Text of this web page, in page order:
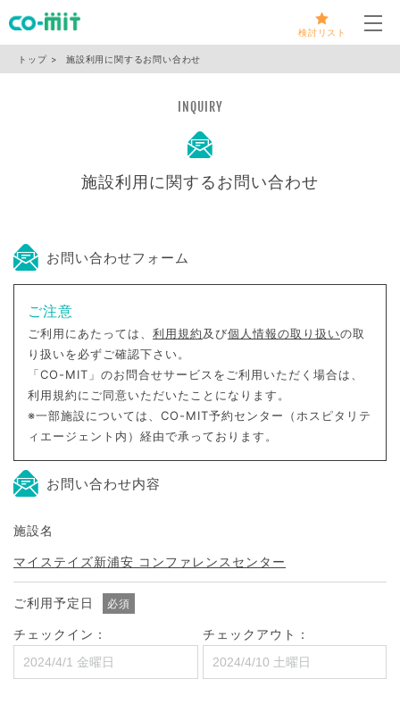
検討リスト
トップ 施設利用に関するお問い合わせ
INQUIRY
施設利用に関するお問い合わせ
お問い合わせフォーム
ご注意
ご利用にあたっては、 利用規約及び個人情報の取り扱いの取
り扱いを必ずご確認下さい。
「CO-MIT」のお問合せサービスをご利用いただく場合は、
利用規約にご同意いただいたことになります。
※一部施設については、CO-MIT予約センター（ホスピタリテ
ィエージェント内）経由で承っております。
お問い合わせ内容
施設名
マイステイズ新浦安 コンファレンスセンター
ご利用予定日 必須
チェックイン： チェックアウト：